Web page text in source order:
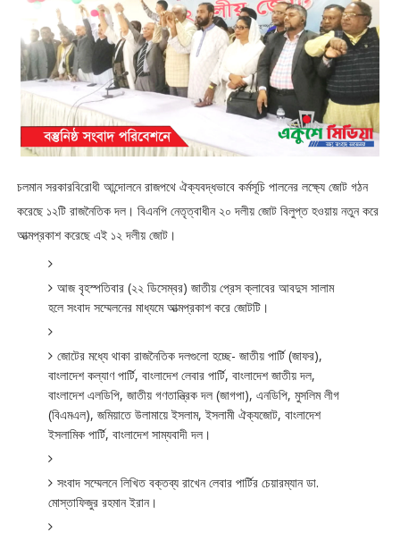
চলমান সরকারবিরোধী আন্দোলনে রাজপথে ঐক্যবদ্ধভাবে কর্মসূচি পালনের লক্ষ্যে জোট গঠন
করেছে ১২টি রাজনৈতিক দল। বিএনপি নেতৃত্বাধীন ২০ দলীয় জোট বিলুপ্ত হওয়ায় নতুন করে
আত্মপ্রকাশ করেছে এই ১২ দলীয় জোট।
আজ বৃহস্পতিবার(২২ ডিসেম্বর) জাতীয় প্রেস ক্লাবের আবদুস সালাম
হলে সংবাদ সম্মেলনের মাধ্যমে আত্মপ্রকাশ করে জোটটি।
জোটের মধ্যে থাকা রাজনৈতিক দলগুলো হচ্ছে- জাতীয় পার্টি(জাফর),
বাংলাদেশ কল্যাণ পার্টি, বাংলাদেশ লেবার পার্টি, বাংলাদেশ জাতীয় দল,
বাংলাদেশ এলডিপি, জাতীয় গণতান্ত্রিক দল(জাগপা), এনডিপি, মুসলিম লীগ
(বিএমএল), জমিয়াতে উলামায়ে ইসলাম,ইসলামী ঐক্যজোট, বাংলাদেশ
ইসলামিক পার্টি, বাংলাদেশ সাম্যবাদী দল।
সংবাদ সম্মেলনে লিখিত বক্তব্য রাখেন লেবার পার্টির চেয়ারম্যান ডা.
মোস্তাফিজুর রহমান ইরান।